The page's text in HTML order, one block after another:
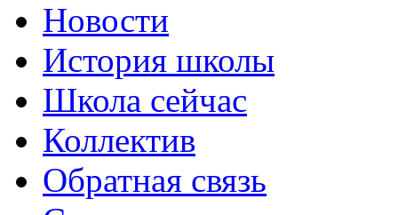
Новости
История школы
Школа сейчас
Коллектив
Обратная связь